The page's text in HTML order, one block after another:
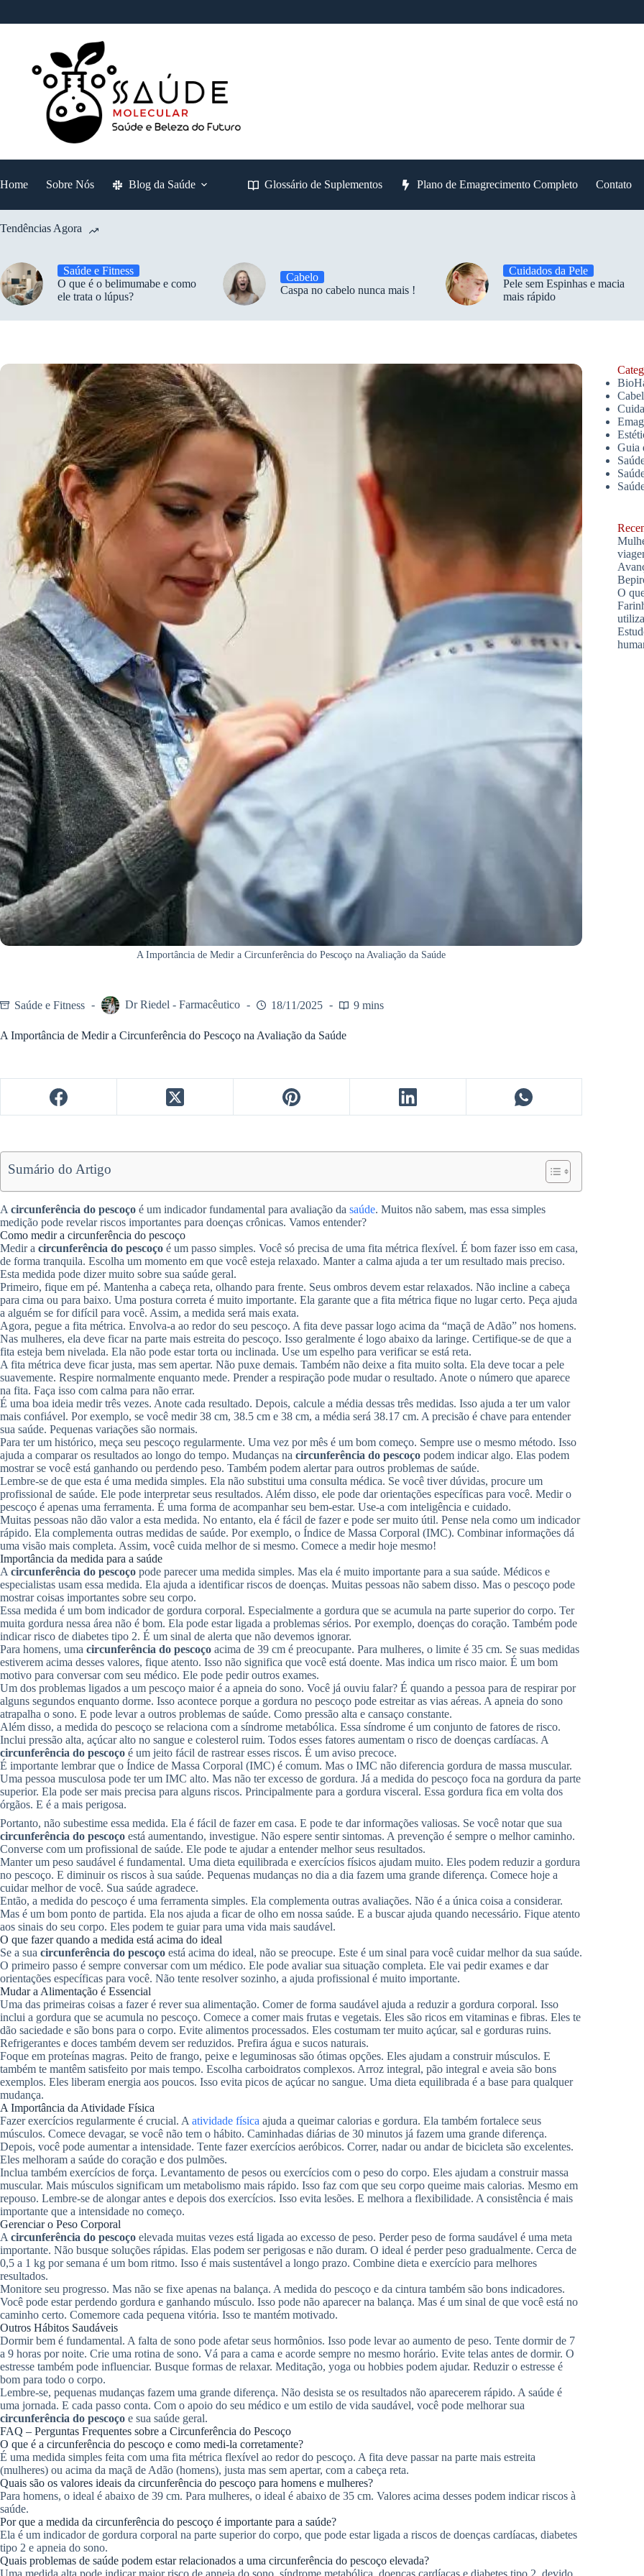
Home Sobre Nós Blog da Saúde Glossário de Suplementos Plano de Emagrecimento Completo Contato
Tendências Agora
Saúde e Fitness
O que é o belimumabe e como
ele trata o lúpus?
Cabelo
Caspa no cabelo nunca mais !
Cuidados da Pele
Pele sem Espinhas e macia
mais rápido
A Importância de Medir a Circunferência do Pescoço na Avaliação da Saúde
Saúde e Fitness Dr Riedel - Farmacêutico 18/11/2025 9 mins
A Importância de Medir a Circunferência do Pescoço na Avaliação da Saúde
Sumário do Artigo
Acircunferência do pescoço é um indicador fundamental para avaliação da saúde. Muitos não sabem, mas essa simples
medição pode revelar riscos importantes para doenças crônicas. Vamos entender?
Como medir a circunferência do pescoço
Medir a circunferência do pescoço é um passo simples. Você só precisa de uma fita métrica flexível. É bom fazer isso em casa,
de forma tranquila. Escolha um momento em que você esteja relaxado. Manter a calma ajuda a ter um resultado mais preciso.
Esta medida pode dizer muito sobre sua saúde geral.
Primeiro, fique em pé. Mantenha a cabeça reta, olhando para frente. Seus ombros devem estar relaxados. Não incline a cabeça
para cima ou para baixo. Uma postura correta é muito importante. Ela garante que a fita métrica fique no lugar certo. Peça ajuda
a alguém se for difícil para você. Assim, a medida será mais exata.
Agora, pegue a fita métrica. Envolva-a ao redor do seu pescoço. A fita deve passar logo acima da “maçã de Adão” nos homens.
Nas mulheres, ela deve ficar na parte mais estreita do pescoço. Isso geralmente é logo abaixo da laringe. Certifique-se de que a
fita esteja bem nivelada. Ela não pode estar torta ou inclinada. Use um espelho para verificar se está reta.
A fita métrica deve ficar justa, mas sem apertar. Não puxe demais. Também não deixe a fita muito solta. Ela deve tocar a pele
suavemente. Respire normalmente enquanto mede. Prender a respiração pode mudar o resultado. Anote o número que aparece
na fita. Faça isso com calma para não errar.
É uma boa ideia medir três vezes. Anote cada resultado. Depois, calcule a média dessas três medidas. Isso ajuda a ter um valor
mais confiável. Por exemplo, se você medir 38 cm, 38.5 cm e 38 cm, a média será 38.17 cm. A precisão é chave para entender
sua saúde. Pequenas variações são normais.
Para ter um histórico, meça seu pescoço regularmente. Uma vez por mês é um bom começo. Sempre use o mesmo método. Isso
ajuda a comparar os resultados ao longo do tempo. Mudanças na circunferência do pescoço podem indicar algo. Elas podem
mostrar se você está ganhando ou perdendo peso. Também podem alertar para outros problemas de saúde.
Lembre-se de que esta é uma medida simples. Ela não substitui uma consulta médica. Se você tiver dúvidas, procure um
profissional de saúde. Ele pode interpretar seus resultados. Além disso, ele pode dar orientações específicas para você. Medir o
pescoço é apenas uma ferramenta. É uma forma de acompanhar seu bem-estar. Use-a com inteligência e cuidado.
Muitas pessoas não dão valor a esta medida. No entanto, ela é fácil de fazer e pode ser muito útil. Pense nela como um indicador
rápido. Ela complementa outras medidas de saúde. Por exemplo, o Índice de Massa Corporal (IMC). Combinar informações dá
uma visão mais completa. Assim, você cuida melhor de si mesmo. Comece a medir hoje mesmo!
Importância da medida para a saúde
Acircunferência do pescoço pode parecer uma medida simples. Mas ela é muito importante para a sua saúde. Médicos e
especialistas usam essa medida. Ela ajuda a identificar riscos de doenças. Muitas pessoas não sabem disso. Mas o pescoço pode
mostrar coisas importantes sobre seu corpo.
Essa medida é um bom indicador de gordura corporal. Especialmente a gordura que se acumula na parte superior do corpo. Ter
muita gordura nessa área não é bom. Ela pode estar ligada a problemas sérios. Por exemplo, doenças do coração. Também pode
indicar risco de diabetes tipo 2. É um sinal de alerta que não devemos ignorar.
Para homens, uma circunferência do pescoço acima de 39 cm é preocupante. Para mulheres, o limite é 35 cm. Se suas medidas
estiverem acima desses valores, fique atento. Isso não significa que você está doente. Mas indica um risco maior. É um bom
motivo para conversar com seu médico. Ele pode pedir outros exames.
Um dos problemas ligados a um pescoço maior é a apneia do sono. Você já ouviu falar? É quando a pessoa para de respirar por
alguns segundos enquanto dorme. Isso acontece porque a gordura no pescoço pode estreitar as vias aéreas. A apneia do sono
atrapalha o sono. E pode levar a outros problemas de saúde. Como pressão alta e cansaço constante.
Além disso, a medida do pescoço se relaciona com a síndrome metabólica. Essa síndrome é um conjunto de fatores de risco.
Inclui pressão alta, açúcar alto no sangue e colesterol ruim. Todos esses fatores aumentam o risco de doenças cardíacas. A
circunferência do pescoço é um jeito fácil de rastrear esses riscos. É um aviso precoce.
É importante lembrar que o Índice de Massa Corporal (IMC) é comum. Mas o IMC não diferencia gordura de massa muscular.
Uma pessoa musculosa pode ter um IMC alto. Mas não ter excesso de gordura. Já a medida do pescoço foca na gordura da parte
superior. Ela pode ser mais precisa para alguns riscos. Principalmente para a gordura visceral. Essa gordura fica em volta dos
órgãos. E é a mais perigosa.
Portanto, não subestime essa medida. Ela é fácil de fazer em casa. E pode te dar informações valiosas. Se você notar que sua
circunferência do pescoço está aumentando, investigue. Não espere sentir sintomas. A prevenção é sempre o melhor caminho.
Converse com um profissional de saúde. Ele pode te ajudar a entender melhor seus resultados.
Manter um peso saudável é fundamental. Uma dieta equilibrada e exercícios físicos ajudam muito. Eles podem reduzir a gordura
no pescoço. E diminuir os riscos à sua saúde. Pequenas mudanças no dia a dia fazem uma grande diferença. Comece hoje a
cuidar melhor de você. Sua saúde agradece.
Então, a medida do pescoço é uma ferramenta simples. Ela complementa outras avaliações. Não é a única coisa a considerar.
Mas é um bom ponto de partida. Ela nos ajuda a ficar de olho em nossa saúde. E a buscar ajuda quando necessário. Fique atento
aos sinais do seu corpo. Eles podem te guiar para uma vida mais saudável.
O que fazer quando a medida está acima do ideal
Se a sua circunferência do pescoço está acima do ideal, não se preocupe. Este é um sinal para você cuidar melhor da sua saúde.
O primeiro passo é sempre conversar com um médico. Ele pode avaliar sua situação completa. Ele vai pedir exames e dar
orientações específicas para você. Não tente resolver sozinho, a ajuda profissional é muito importante.
Mudar a Alimentação é Essencial
Uma das primeiras coisas a fazer é rever sua alimentação. Comer de forma saudável ajuda a reduzir a gordura corporal. Isso
inclui a gordura que se acumula no pescoço. Comece a comer mais frutas e vegetais. Eles são ricos em vitaminas e fibras. Eles te
dão saciedade e são bons para o corpo. Evite alimentos processados. Eles costumam ter muito açúcar, sal e gorduras ruins.
Refrigerantes e doces também devem ser reduzidos. Prefira água e sucos naturais.
Foque em proteínas magras. Peito de frango, peixe e leguminosas são ótimas opções. Eles ajudam a construir músculos. E
também te mantêm satisfeito por mais tempo. Escolha carboidratos complexos. Arroz integral, pão integral e aveia são bons
exemplos. Eles liberam energia aos poucos. Isso evita picos de açúcar no sangue. Uma dieta equilibrada é a base para qualquer
mudança.
A Importância da Atividade Física
Fazer exercícios regularmente é crucial. Aatividade física ajuda a queimar calorias e gordura. Ela também fortalece seus
músculos. Comece devagar, se você não tem o hábito. Caminhadas diárias de 30 minutos já fazem uma grande diferença.
Depois, você pode aumentar a intensidade. Tente fazer exercícios aeróbicos. Correr, nadar ou andar de bicicleta são excelentes.
Eles melhoram a saúde do coração e dos pulmões.
Inclua também exercícios de força. Levantamento de pesos ou exercícios com o peso do corpo. Eles ajudam a construir massa
muscular. Mais músculos significam um metabolismo mais rápido. Isso faz com que seu corpo queime mais calorias. Mesmo em
repouso. Lembre-se de alongar antes e depois dos exercícios. Isso evita lesões. E melhora a flexibilidade. A consistência é mais
importante que a intensidade no começo.
Gerenciar o Peso Corporal
Acircunferência do pescoço elevada muitas vezes está ligada ao excesso de peso. Perder peso de forma saudável é uma meta
importante. Não busque soluções rápidas. Elas podem ser perigosas e não duram. O ideal é perder peso gradualmente. Cerca de
0,5 a 1 kg por semana é um bom ritmo. Isso é mais sustentável a longo prazo. Combine dieta e exercício para melhores
resultados.
Monitore seu progresso. Mas não se fixe apenas na balança. A medida do pescoço e da cintura também são bons indicadores.
Você pode estar perdendo gordura e ganhando músculo. Isso pode não aparecer na balança. Mas é um sinal de que você está no
caminho certo. Comemore cada pequena vitória. Isso te mantém motivado.
Outros Hábitos Saudáveis
Dormir bem é fundamental. A falta de sono pode afetar seus hormônios. Isso pode levar ao aumento de peso. Tente dormir de 7
a 9 horas por noite. Crie uma rotina de sono. Vá para a cama e acorde sempre no mesmo horário. Evite telas antes de dormir. O
estresse também pode influenciar. Busque formas de relaxar. Meditação, yoga ou hobbies podem ajudar. Reduzir o estresse é
bom para todo o corpo.
Lembre-se, pequenas mudanças fazem uma grande diferença. Não desista se os resultados não aparecerem rápido. A saúde é
uma jornada. E cada passo conta. Com o apoio do seu médico e um estilo de vida saudável, você pode melhorar sua
circunferência do pescoço e sua saúde geral.
FAQ – Perguntas Frequentes sobre a Circunferência do Pescoço
O que é a circunferência do pescoço e como medi-la corretamente?
É uma medida simples feita com uma fita métrica flexível ao redor do pescoço. A fita deve passar na parte mais estreita
(mulheres) ou acima da maçã de Adão (homens), justa mas sem apertar, com a cabeça reta.
Quais são os valores ideais da circunferência do pescoço para homens e mulheres?
Para homens, o ideal é abaixo de 39 cm. Para mulheres, o ideal é abaixo de 35 cm. Valores acima desses podem indicar riscos à
saúde.
Por que a medida da circunferência do pescoço é importante para a saúde?
Ela é um indicador de gordura corporal na parte superior do corpo, que pode estar ligada a riscos de doenças cardíacas, diabetes
tipo 2 e apneia do sono.
Quais problemas de saúde podem estar relacionados a uma circunferência do pescoço elevada?
Guia
O